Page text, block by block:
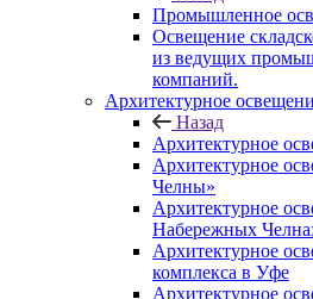
Промышленное
Освещение
из ведущих
компаний.
Архитектурное
Назад
Архитектурное
Архитектурное
Челны»
Архитектурное
Набережных
Архитектурное
комплекса в Уфе
Архитектурное